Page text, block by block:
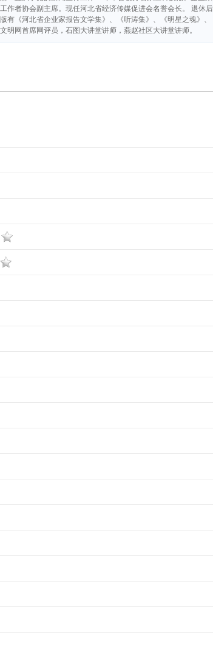
作者协会副主席。现任河北省经济传媒促进会名誉会长。 退
有《河北省企业家报告文学集》、《听涛集》、《明星之魂》
明网首席网评员，石图大讲堂讲师，燕赵社区大讲堂讲师。